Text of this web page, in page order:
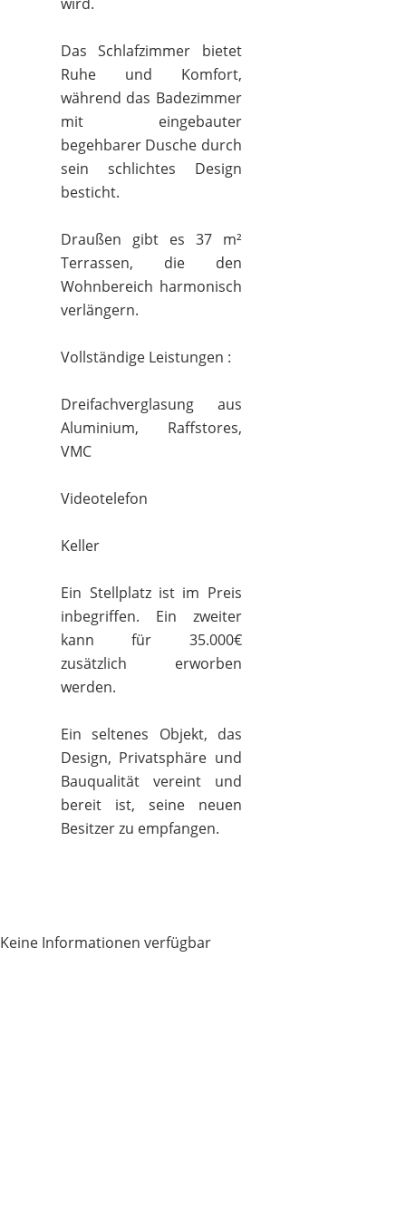
Das Schlafzimmer bietet
Ruhe und Komfort,
während das Badezimmer
mit eingebauter
begehbarer Dusche durch
sein schlichtes Design
besticht.
Draußen gibt es 37 m²
Terrassen, die den
Wohnbereich harmonisch
verlängern.
Vollständige Leistungen :
Dreifachverglasung aus
Aluminium, Raffstores,
VMC
Videotelefon
Keller
Ein Stellplatz ist im Preis
inbegriffen. Ein zweiter
kann für 35.000€
zusätzlich erworben
werden.
Ein seltenes Objekt, das
Design, Privatsphäre und
Bauqualität vereint und
bereit ist, seine neuen
Besitzer zu empfangen.
Keine Informationen verfügbar